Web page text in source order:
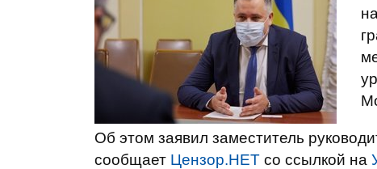
Об этом заявил заместитель
сообщает Цензор.НЕТ со ссылкой на